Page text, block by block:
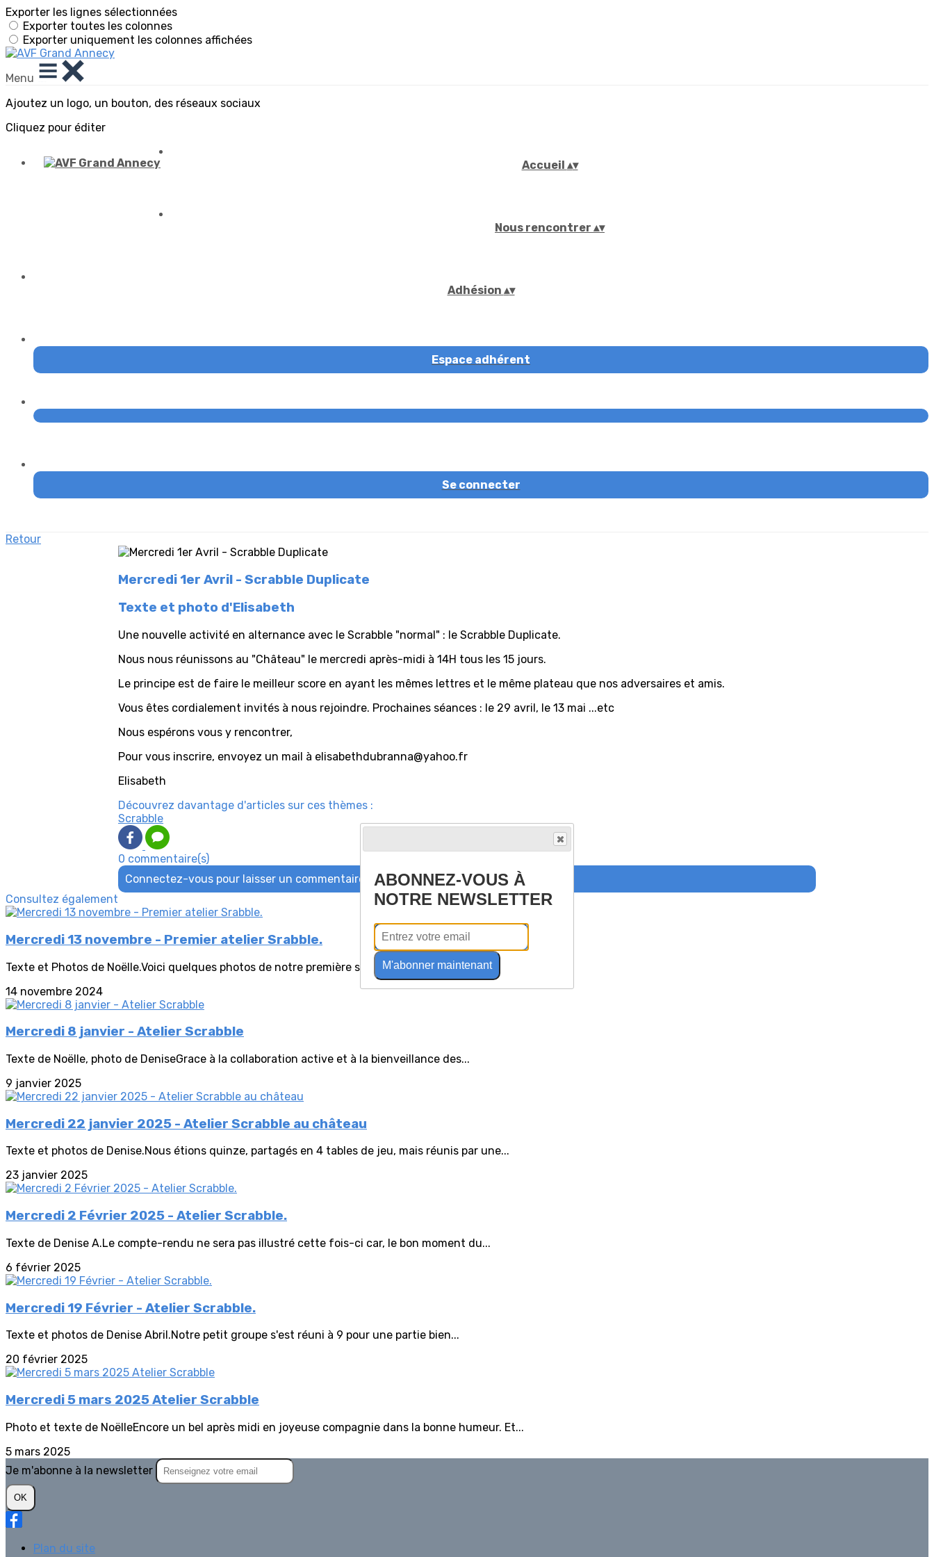
Exporter les lignes sélectionnées
Exporter toutes les colonnes
Exporter uniquement les colonnes affichées
Menu
Ajoutez un logo, un bouton, des réseaux sociaux
Cliquez pour éditer
Accueil ▴▾
Nous rencontrer ▴▾
Adhésion ▴▾
Espace adhérent
Se connecter
Retour
Mercredi 1er Avril - Scrabble Duplicate
Texte et photo d'Elisabeth
Une nouvelle activité en alternance avec le Scrabble "normal" : le Scrabble Duplicate.
Nous nous réunissons au "Château" le mercredi après-midi à 14H tous les 15 jours.
Le principe est de faire le meilleur score en ayant les mêmes lettres et le même plateau que nos adversaires et amis.
Vous êtes cordialement invités à nous rejoindre. Prochaines séances : le 29 avril, le 13 mai ...etc
Nous espérons vous y rencontrer,
Pour vous inscrire, envoyez un mail à elisabethdubranna@yahoo.fr
Elisabeth
Découvrez davantage d'articles sur ces thèmes :
Scrabble
0 commentaire(s)
Connectez-vous pour laisser un commentaire
Consultez également
Mercredi 13 novembre - Premier atelier Srabble.
Texte et Photos de Noëlle.Voici quelques photos de notre première séance de Scrabble aujourd’hui...
14 novembre 2024
Mercredi 8 janvier - Atelier Scrabble
Texte de Noëlle, photo de DeniseGrace à la collaboration active et à la bienveillance des...
9 janvier 2025
Mercredi 22 janvier 2025 - Atelier Scrabble au château
Texte et photos de Denise.Nous étions quinze, partagés en 4 tables de jeu, mais réunis par une...
23 janvier 2025
Mercredi 2 Février 2025 - Atelier Scrabble.
Texte de Denise A.Le compte-rendu ne sera pas illustré cette fois-ci car, le bon moment du...
6 février 2025
Mercredi 19 Février - Atelier Scrabble.
Texte et photos de Denise Abril.Notre petit groupe s'est réuni à 9 pour une partie bien...
20 février 2025
Mercredi 5 mars 2025 Atelier Scrabble
Photo et texte de NoëlleEncore un bel après midi en joyeuse compagnie dans la bonne humeur. Et...
5 mars 2025
Je m'abonne à la newsletter
OK
Plan du site
ABONNEZ-VOUS À
NOTRE NEWSLETTER
M'abonner maintenant